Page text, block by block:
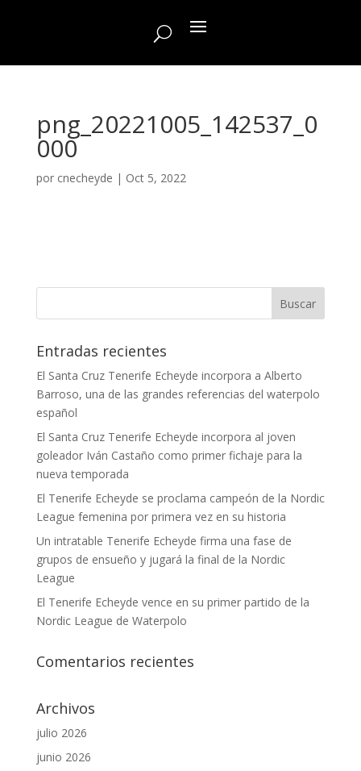
png_20221005_142537_0
000
por cnecheyde | Oct 5, 2022
Entradas recientes
El Santa Cruz Tenerife Echeyde incorpora a Alberto
Barroso, una de las grandes referencias del waterpolo
español
El Santa Cruz Tenerife Echeyde incorpora al joven
goleador Iván Castaño como primer fichaje para la
nueva temporada
El Tenerife Echeyde se proclama campeón de la Nordic
League femenina por primera vez en su historia
Un intratable Tenerife Echeyde firma una fase de
grupos de ensueño y jugará la final de la Nordic
League
El Tenerife Echeyde vence en su primer partido de la
Nordic League de Waterpolo
Comentarios recientes
Archivos
julio 2026
junio 2026